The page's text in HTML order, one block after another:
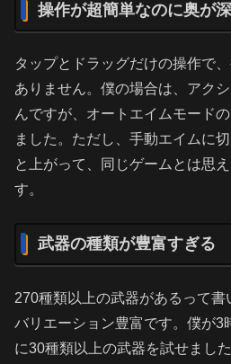
操作が超簡単なのに奥が
タップとドラッグだけの操作で
ありません。僕の場合は、アク
んですが、オートエイムモード
ました。ただし、手動エイムに
と上がって、同じゲームとは思
す。
武器の種類が豊富すぎる
270種類以上の武器があるって書
バリエーション豊富です。僕が3
に30種類以上の武器を試せまし